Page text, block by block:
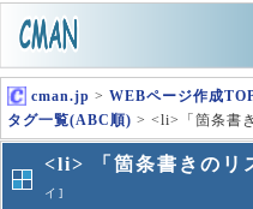
cman.jp > WEBページ作成
タグ一覧(ABC順) > <li>「箇条書
<li> 「箇条書きのリ
イ]